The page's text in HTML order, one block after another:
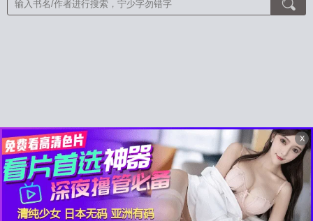
场
穿越后被退婚赐婚的 引他沉沦作by江询之全文阅读
穿书后
进金銮殿！
君夫人的马甲层出不穷 绝世天命大反派
X